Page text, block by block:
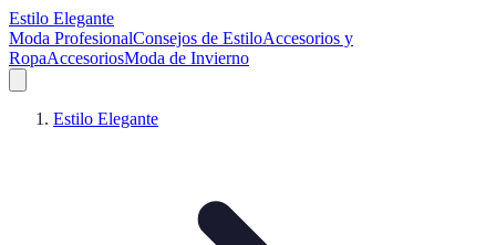
Estilo Elegante
Moda ProfesionalConsejos de EstiloAccesorios y
RopaAccesoriosModa de Invierno
Estilo Elegante